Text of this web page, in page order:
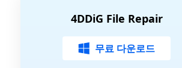
4DDiG File Repair
무료 다운로드